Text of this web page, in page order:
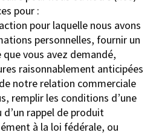
pour :
pour laquelle nous avons
personnelles, fournir un
que vous avez demandé,
raisonnablement anticipées
notre relation commerciale
remplir les conditions d’une
rappel de produit
à la loi fédérale, ou